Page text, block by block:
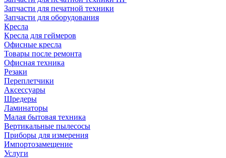
Запчасти для печатной техники
Запчасти для оборудования
Кресла
Кресла для геймеров
Офисные кресла
Товары после ремонта
Офисная техника
Резаки
Переплетчики
Аксессуары
Шредеры
Ламинаторы
Малая бытовая техника
Вертикальные пылесосы
Приборы для измерения
Импортозамещение
Услуги